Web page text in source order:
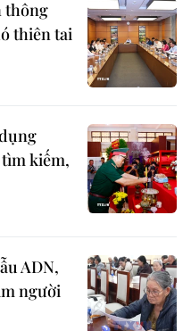
thông
thiên tai
kiếm,
ADN,
người